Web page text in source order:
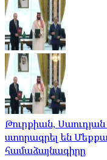
Թուրքիան,
ստորագրել են
համաձայնագիրը